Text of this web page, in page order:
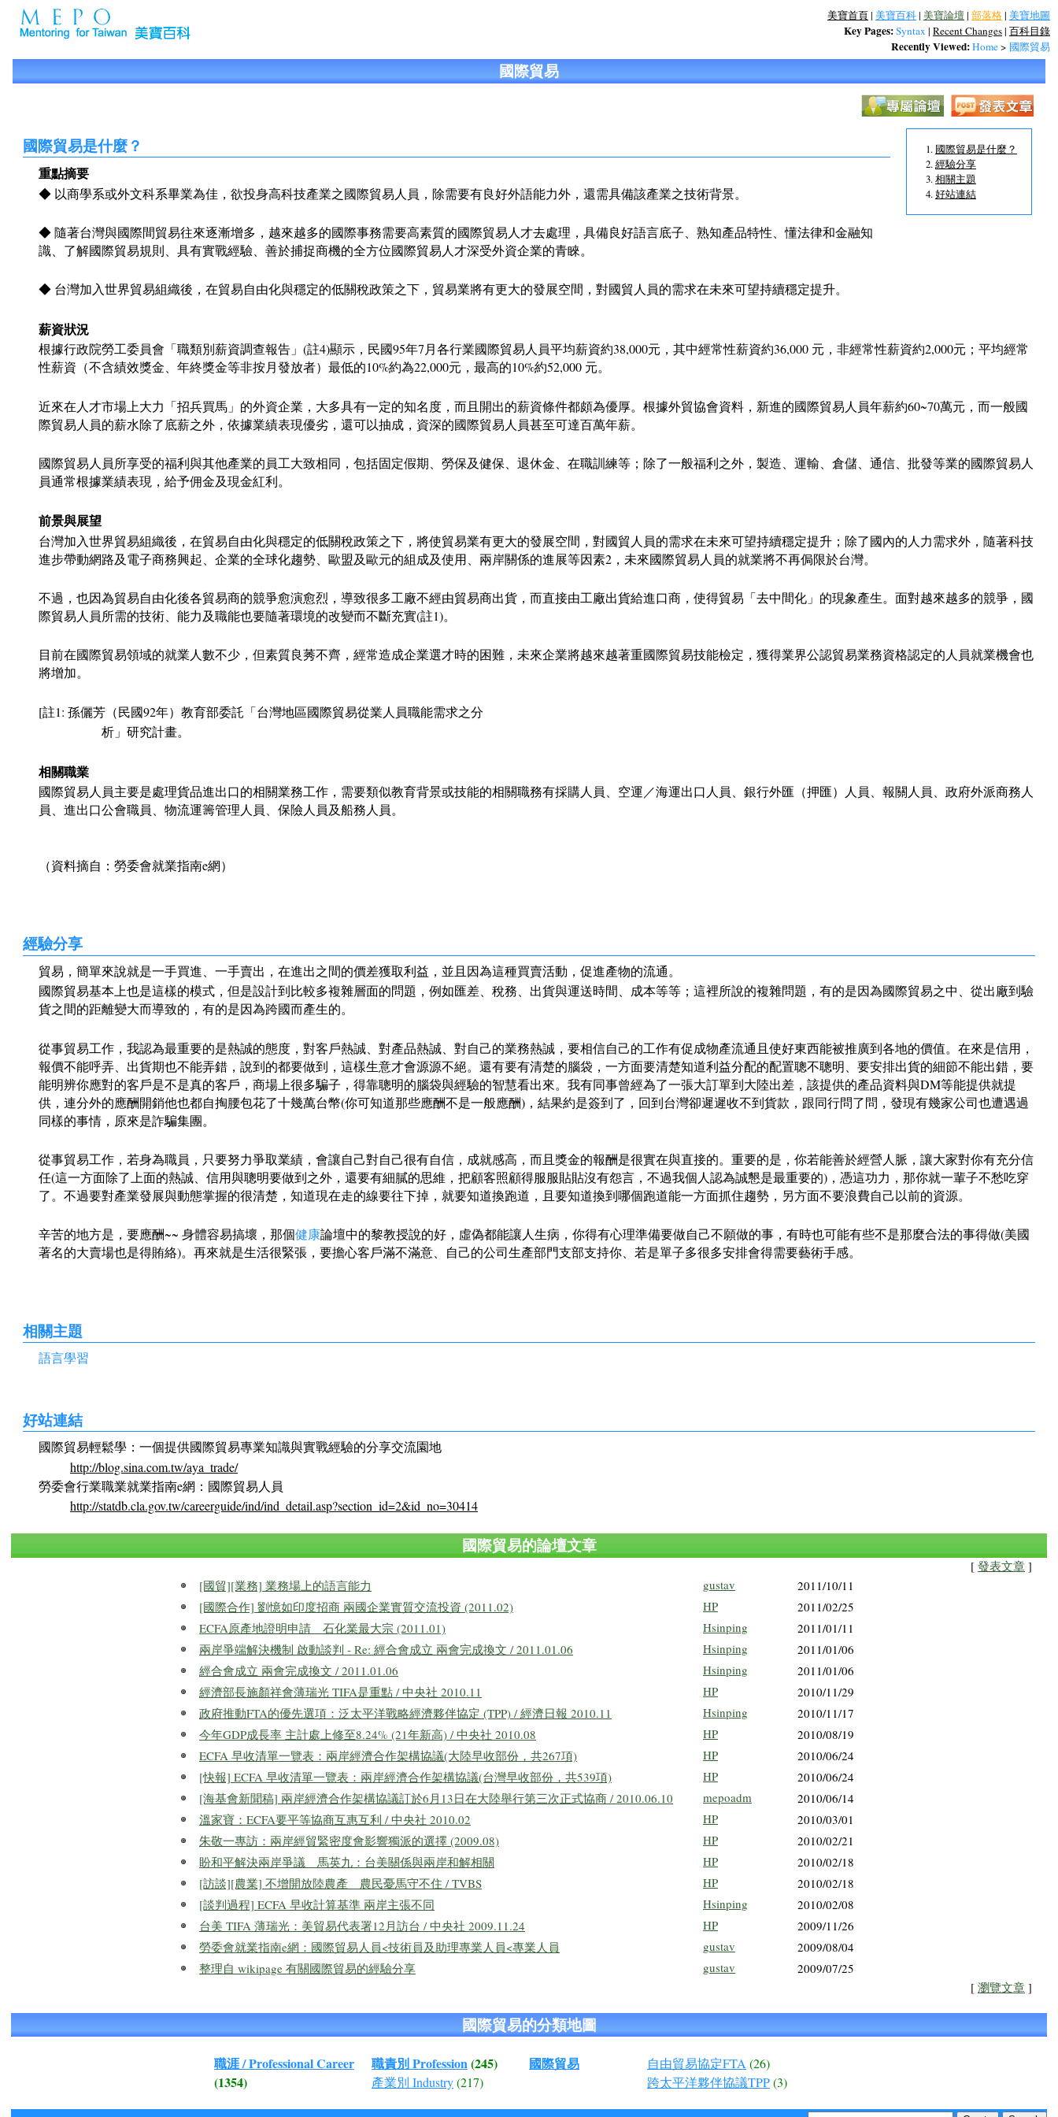
美寶首頁| 美寶百科| 美寶論壇| 部落格| 美寶地圖
Key Pages:Syntax | Recent Changes| 百科目錄
Recently Viewed:Home> 國際貿易
國際貿易
國際貿易是什麼？
經驗分享
相關主題
好站連結
國際貿易是什麼？
重點摘要
◆ 以商學系或外文科系畢業為佳，欲投身高科技產業之國際貿易人員，除需要有良好外語能力外，還需具備該產業之技術背景。
◆ 隨著台灣與國際間貿易往來逐漸增多，越來越多的國際事務需要高素質的國際貿易人才去處理，具備良好語言底子、熟知產品特性、懂法律和金融知
識、了解國際貿易規則、具有實戰經驗、善於捕捉商機的全方位國際貿易人才深受外資企業的青睞。
◆ 台灣加入世界貿易組織後，在貿易自由化與穩定的低關稅政策之下，貿易業將有更大的發展空間，對國貿人員的需求在未來可望持續穩定提升。
薪資狀況
根據行政院勞工委員會「職類別薪資調查報告」(註4)顯示，民國95年7月各行業國際貿易人員平均薪資約38,000元，其中經常性薪資約36,000 元，非經常性薪資約2,000元；平均經常
性薪資（不含績效獎金、年終獎金等非按月發放者）最低的10%約為22,000元，最高的10%約52,000 元。
近來在人才市場上大力「招兵買馬」的外資企業，大多具有一定的知名度，而且開出的薪資條件都頗為優厚。根據外貿協會資料，新進的國際貿易人員年薪約60~70萬元，而一般國
際貿易人員的薪水除了底薪之外，依據業績表現優劣，還可以抽成，資深的國際貿易人員甚至可達百萬年薪。
國際貿易人員所享受的福利與其他產業的員工大致相同，包括固定假期、勞保及健保、退休金、在職訓練等；除了一般福利之外，製造、運輸、倉儲、通信、批發等業的國際貿易人
員通常根據業績表現，給予佣金及現金紅利。
前景與展望
台灣加入世界貿易組織後，在貿易自由化與穩定的低關稅政策之下，將使貿易業有更大的發展空間，對國貿人員的需求在未來可望持續穩定提升；除了國內的人力需求外，隨著科技
進步帶動網路及電子商務興起、企業的全球化趨勢、歐盟及歐元的組成及使用、兩岸關係的進展等因素2，未來國際貿易人員的就業將不再侷限於台灣。
不過，也因為貿易自由化後各貿易商的競爭愈演愈烈，導致很多工廠不經由貿易商出貨，而直接由工廠出貨給進口商，使得貿易「去中間化」的現象產生。面對越來越多的競爭，國
際貿易人員所需的技術、能力及職能也要隨著環境的改變而不斷充實(註1)。
目前在國際貿易領域的就業人數不少，但素質良莠不齊，經常造成企業選才時的困難，未來企業將越來越著重國際貿易技能檢定，獲得業界公認貿易業務資格認定的人員就業機會也
將增加。
[註1: 孫儷芳（民國92年）教育部委託「台灣地區國際貿易從業人員職能需求之分
析」研究計畫。
相關職業
國際貿易人員主要是處理貨品進出口的相關業務工作，需要類似教育背景或技能的相關職務有採購人員、空運／海運出口人員、銀行外匯（押匯）人員、報關人員、政府外派商務人
員、進出口公會職員、物流運籌管理人員、保險人員及船務人員。
（資料摘自：勞委會就業指南e網）
經驗分享
貿易，簡單來說就是一手買進、一手賣出，在進出之間的價差獲取利益，並且因為這種買賣活動，促進產物的流通。
國際貿易基本上也是這樣的模式，但是設計到比較多複雜層面的問題，例如匯差、稅務、出貨與運送時間、成本等等；這裡所說的複雜問題，有的是因為國際貿易之中、從出廠到驗
貨之間的距離變大而導致的，有的是因為跨國而產生的。
從事貿易工作，我認為最重要的是熱誠的態度，對客戶熱誠、對產品熱誠、對自己的業務熱誠，要相信自己的工作有促成物產流通且使好東西能被推廣到各地的價值。在來是信用，
報價不能呼弄、出貨期也不能弄錯，說到的都要做到，這樣生意才會源源不絕。還有要有清楚的腦袋，一方面要清楚知道利益分配的配置聰不聰明、要安排出貨的細節不能出錯，要
能明辨你應對的客戶是不是真的客戶，商場上很多騙子，得靠聰明的腦袋與經驗的智慧看出來。我有同事曾經為了一張大訂單到大陸出差，該提供的產品資料與DM等能提供就提
供，連分外的應酬開銷他也都自掏腰包花了十幾萬台幣(你可知道那些應酬不是一般應酬)，結果約是簽到了，回到台灣卻遲遲收不到貨款，跟同行問了問，發現有幾家公司也遭遇過
同樣的事情，原來是詐騙集團。
從事貿易工作，若身為職員，只要努力爭取業績，會讓自己對自己很有自信，成就感高，而且獎金的報酬是很實在與直接的。重要的是，你若能善於經營人脈，讓大家對你有充分信
任(這一方面除了上面的熱誠、信用與聰明要做到之外，還要有細膩的思維，把顧客照顧得服服貼貼沒有怨言，不過我個人認為誠懇是最重要的)，憑這功力，那你就一輩子不愁吃穿
了。不過要對產業發展與動態掌握的很清楚，知道現在走的線要往下掉，就要知道換跑道，且要知道換到哪個跑道能一方面抓住趨勢，另方面不要浪費自己以前的資源。
辛苦的地方是，要應酬~~ 身體容易搞壞，那個健康論壇中的黎教授說的好，虛偽都能讓人生病，你得有心理準備要做自己不願做的事，有時也可能有些不是那麼合法的事得做(美國
著名的大賣場也是得賄絡)。再來就是生活很緊張，要擔心客戶滿不滿意、自己的公司生產部門支部支持你、若是單子多很多安排會得需要藝術手感。
相關主題
語言學習
好站連結
國際貿易輕鬆學：一個提供國際貿易專業知識與實戰經驗的分享交流園地
http://blog.sina.com.tw/aya_trade/
勞委會行業職業就業指南e網：國際貿易人員
http://statdb.cla.gov.tw/careerguide/ind/ind_detail.asp?section_id=2&id_no=30414
國際貿易的論壇文章
[ 發表文章 ]
[國貿][業務] 業務場上的語言能力 gustav
2011/10/11
[國際合作] 劉憶如印度招商 兩國企業實質交流投資 (2011.02)
HP
2011/02/25
ECFA原產地證明申請 石化業最大宗 (2011.01)
Hsinping
2011/01/11
兩岸爭端解決機制 啟動談判 - Re: 經合會成立 兩會完成換文 / 2011.01.06
Hsinping
2011/01/06
經合會成立 兩會完成換文 / 2011.01.06
Hsinping
2011/01/06
經濟部長施顏祥會薄瑞光 TIFA是重點 / 中央社 2010.11
HP
2010/11/29
政府推動FTA的優先選項：泛太平洋戰略經濟夥伴協定 (TPP) / 經濟日報 2010.11
Hsinping
2010/11/17
今年GDP成長率 主計處上修至8.24% (21年新高) / 中央社 2010.08
HP
2010/08/19
ECFA 早收清單一覽表：兩岸經濟合作架構協議(大陸早收部份，共267項)
HP
2010/06/24
[快報] ECFA 早收清單一覽表：兩岸經濟合作架構協議(台灣早收部份，共539項)
HP
2010/06/24
[海基會新聞稿] 兩岸經濟合作架構協議訂於6月13日在大陸舉行第三次正式協商 / 2010.06.10
mepoadm
2010/06/14
溫家寶：ECFA要平等協商互惠互利 / 中央社 2010.02
HP
2010/03/01
朱敬一專訪：兩岸經貿緊密度會影響獨派的選擇 (2009.08)
HP
2010/02/21
盼和平解決兩岸爭議 馬英九：台美關係與兩岸和解相關
HP
2010/02/18
[訪談][農業] 不增開放陸農產 農民憂馬守不住 / TVBS
HP
2010/02/18
[談判過程] ECFA 早收計算基準 兩岸主張不同
Hsinping
2010/02/08
台美 TIFA 薄瑞光：美貿易代表署12月訪台 / 中央社 2009.11.24
HP
2009/11/26
勞委會就業指南e網：國際貿易人員<技術員及助理專業人員<專業人員
gustav
2009/08/04
整理自 wikipage 有關國際貿易的經驗分享
gustav 2009/07/25
[ 瀏覽文章 ]
國際貿易的分類地圖
職涯 / Professional Career
(1354)
職責別 Profession(245)
產業別 Industry(217)
國際貿易 自由貿易協定FTA (26)
跨太平洋夥伴協議TPP(3)